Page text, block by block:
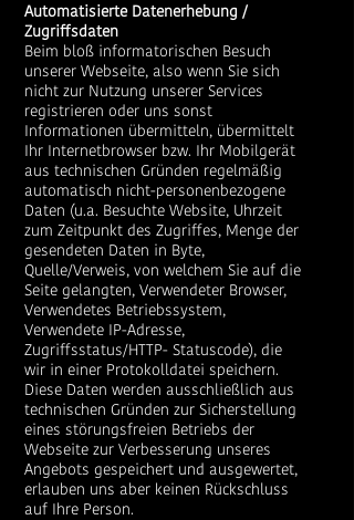
Automatisierte Datenerhebung /
Zugriffsdaten
Beim bloß informatorischen Besuch
unserer Webseite, also wenn Sie sich
nicht zur Nutzung unserer Services
registrieren oder uns sonst
Informationen übermitteln, übermittelt
Ihr Internetbrowser bzw. Ihr Mobilgerät
aus technischen Gründen regelmäßig
automatisch nicht-personenbezogene
Daten (u.a. Besuchte Website, Uhrzeit
zum Zeitpunkt des Zugriffes, Menge der
gesendeten Daten in Byte,
Quelle/Verweis, von welchem Sie auf die
Seite gelangten, Verwendeter Browser,
Verwendetes Betriebssystem,
Verwendete IP-Adresse,
Zugriffsstatus/HTTP- Statuscode), die
wir in einer Protokolldatei speichern.
Diese Daten werden ausschließlich aus
technischen Gründen zur Sicherstellung
eines störungsfreien Betriebs der
Webseite zur Verbesserung unseres
Angebots gespeichert und ausgewertet,
erlauben uns aber keinen Rückschluss
auf Ihre Person.